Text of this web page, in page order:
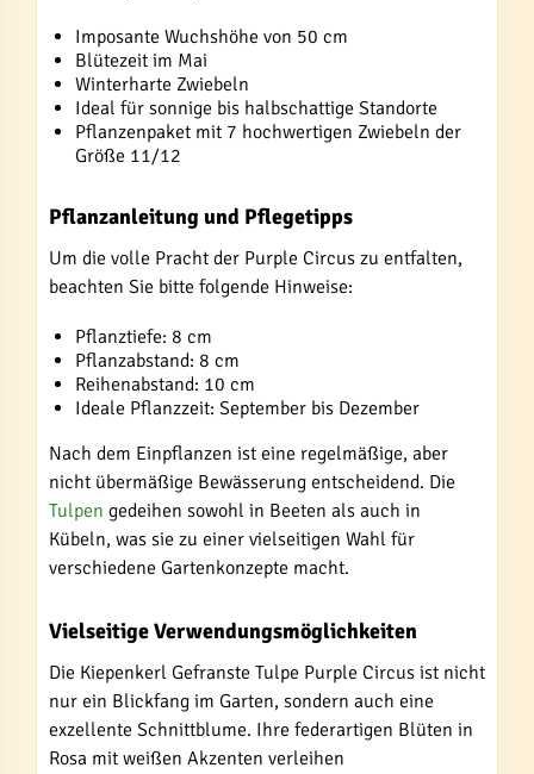
Imposante Wuchshöhe von 50 cm
Blütezeit im Mai
Winterharte Zwiebeln
Ideal für sonnige bis halbschattige Standorte
Pflanzenpaket mit 7 hochwertigen Zwiebeln der
Größe 11/12
Pflanzanleitung und Pflegetipps
Um die volle Pracht der Purple Circus zu entfalten,
beachten Sie bitte folgende Hinweise:
Pflanztiefe: 8 cm
Pflanzabstand: 8 cm
Reihenabstand: 10 cm
Ideale Pflanzzeit: September bis Dezember
Nach dem Einpflanzen ist eine regelmäßige, aber
nicht übermäßige Bewässerung entscheidend. Die
Tulpen gedeihen sowohl in Beeten als auch in
Kübeln, was sie zu einer vielseitigen Wahl für
verschiedene Gartenkonzepte macht.
Vielseitige Verwendungsmöglichkeiten
Die Kiepenkerl Gefranste Tulpe Purple Circus ist nicht
nur ein Blickfang im Garten, sondern auch eine
exzellente Schnittblume. Ihre federartigen Blüten in
Rosa mit weißen Akzenten verleihen